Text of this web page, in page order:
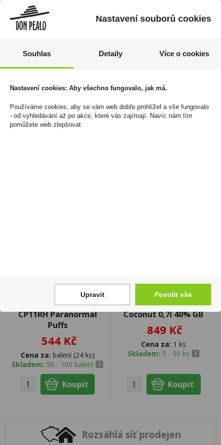
Jojo Jahůdky 80g
19 Kč
Merlot 0,25l JP.Chenet
55 Kč
Zapalovač Clipper
CP11RH Paranormal
Puffs
544 Kč
Cena za: balení (24 ks)
Skladem: 50 - 100 balení
Mauritius Dodo White
Coconut 0,7l 40% GB
849 Kč
Cena za: 1 ks
Skladem: 5 - 50 ks
Rozsáhlá síť prodejen
Nastavení souborů cookies
Souhlas Detaily Více o cookies
Nastavení cookies: Aby všechno fungovalo, jak má.
Používáme cookies, aby se vám web dobře prohlížel a vše fungovalo
- od vyhledávání až po akce, které vás zajímají. Navíc nám tím
pomůžete web zlepšovat.
Upravit Povolit vše